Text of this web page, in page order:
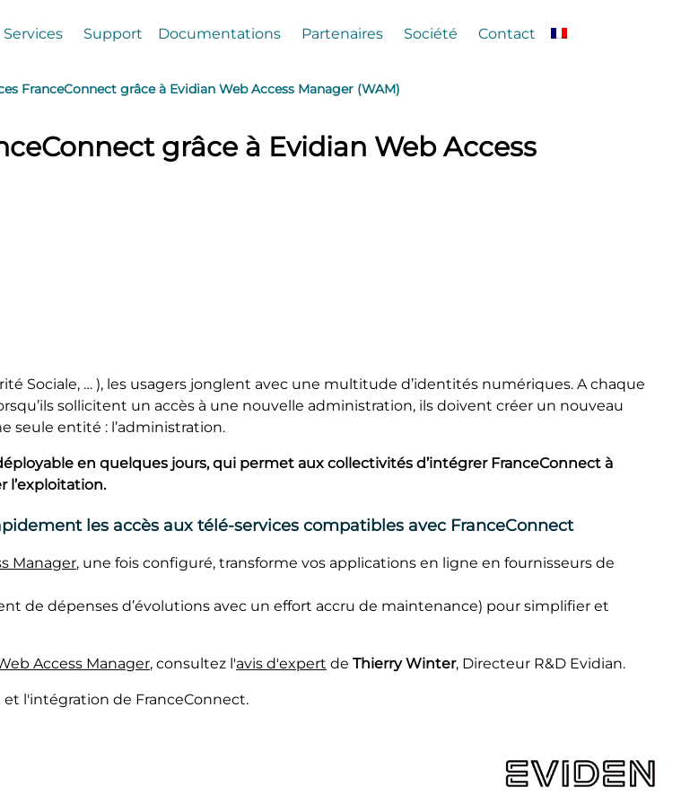
Services Support Documentations Partenaires Société Contact
FranceConnect grâce à Evidian Web Access Manager (WAM)
grâce à Evidian Web Access
Sociale, … ), les usagers jonglent avec une multitude d’identités numériques. A chaque
sollicitent un accès à une nouvelle administration, ils doivent créer un nouveau
seule entité : l’administration.
en quelques jours, qui permet aux collectivités d’intégrer FranceConnect à
l’exploitation.
les accès aux télé-services compatibles avec FranceConnect
Manager, une fois configuré, transforme vos applications en ligne en fournisseurs de
de dépenses d’évolutions avec un effort accru de maintenance) pour simplifier et
Access Manager, consultez l'avis d'expert de Thierry Winter, Directeur R&D Evidian.
l'intégration de FranceConnect.